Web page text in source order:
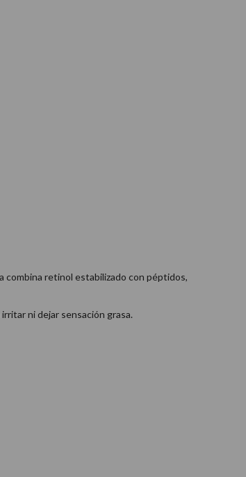
combina retinol estabilizado con péptidos,
ni dejar sensación grasa.